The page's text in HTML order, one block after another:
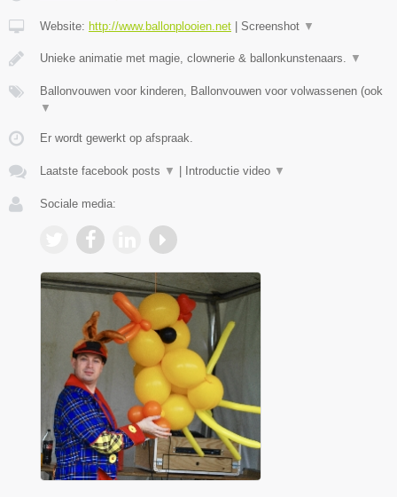
Website: http://www.ballonplooien.net Screenshot ▼
Unieke animatie met magie, clownerie & ballonkunstenaars. ▼
Ballonvouwen voor kinderen, Ballonvouwen voor volwassenen (ook
▼
Er wordt gewerkt op afspraak.
Laatste facebook posts ▼ Introductie video ▼
Sociale media: